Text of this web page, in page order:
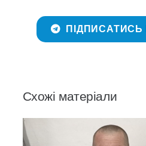
ПІДПИСАТИСЬ
Схожі матеріали